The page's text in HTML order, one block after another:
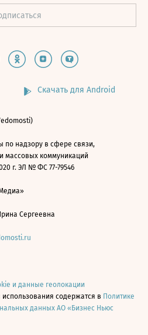
Скачать для Android
надзору в сфере связи,
массовых коммуникаций
г. ЭЛ № ФС 77-79546
Сергеевна
и данные геолокации
использования содержатся в Политике
данных АО «Бизнес Ньюс